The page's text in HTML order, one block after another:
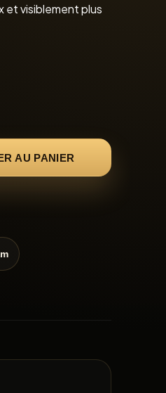
et visiblement plus
AU PANIER